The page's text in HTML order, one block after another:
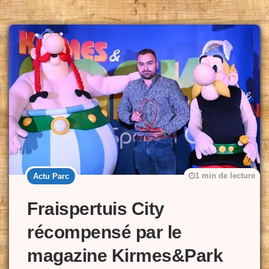
Actu Parc
Fraispertuis City
récompensé par le
magazine Kirmes&Park
1 min de lecture